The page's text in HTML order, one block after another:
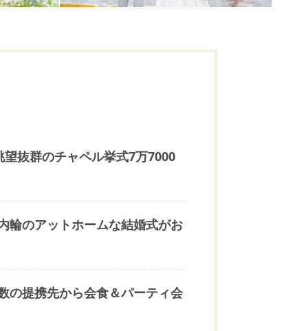
抜群のチャペル挙式7万7000
輪のアットホームな結婚式がお
の提携先から会食＆パーティ会